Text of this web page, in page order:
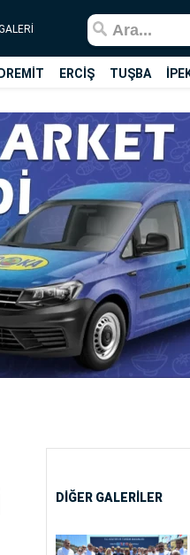
ERCİŞ TUŞBA
DİĞER GALERİLER